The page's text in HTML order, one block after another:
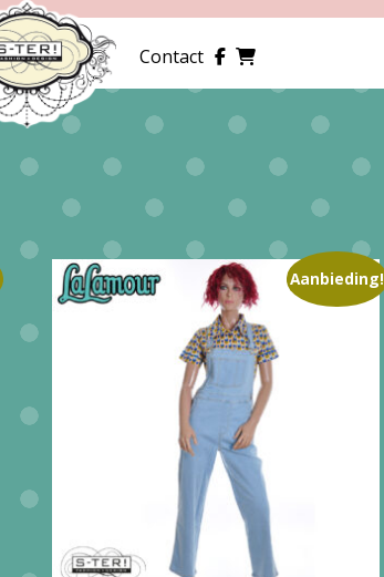
Contact
Aanbieding!